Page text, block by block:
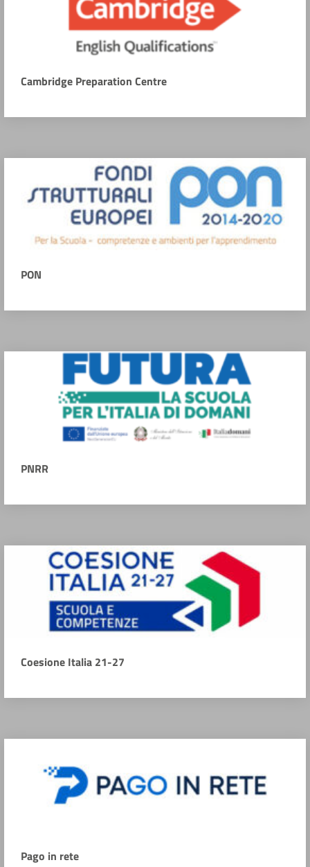
Cambridge Preparation Centre
PON
PNRR
Coesione Italia 21-27
Pago in rete